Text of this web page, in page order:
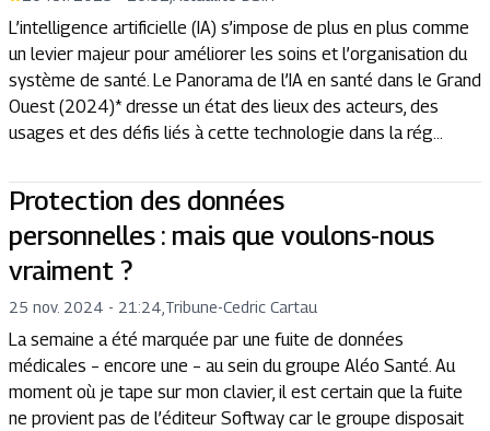
L’intelligence artificielle (IA) s’impose de plus en plus comme
un levier majeur pour améliorer les soins et l’organisation du
système de santé. Le Panorama de l’IA en santé dans le Grand
Ouest (2024)* dresse un état des lieux des acteurs, des
usages et des défis liés à cette technologie dans la rég...
Protection des données
personnelles : mais que voulons-nous
vraiment ?
25 nov. 2024 - 21:24 Tribune-Cedric Cartau
La semaine a été marquée par une fuite de données
médicales – encore une – au sein du groupe Aléo Santé. Au
moment où je tape sur mon clavier, il est certain que la fuite
ne provient pas de l’éditeur Softway car le groupe disposait